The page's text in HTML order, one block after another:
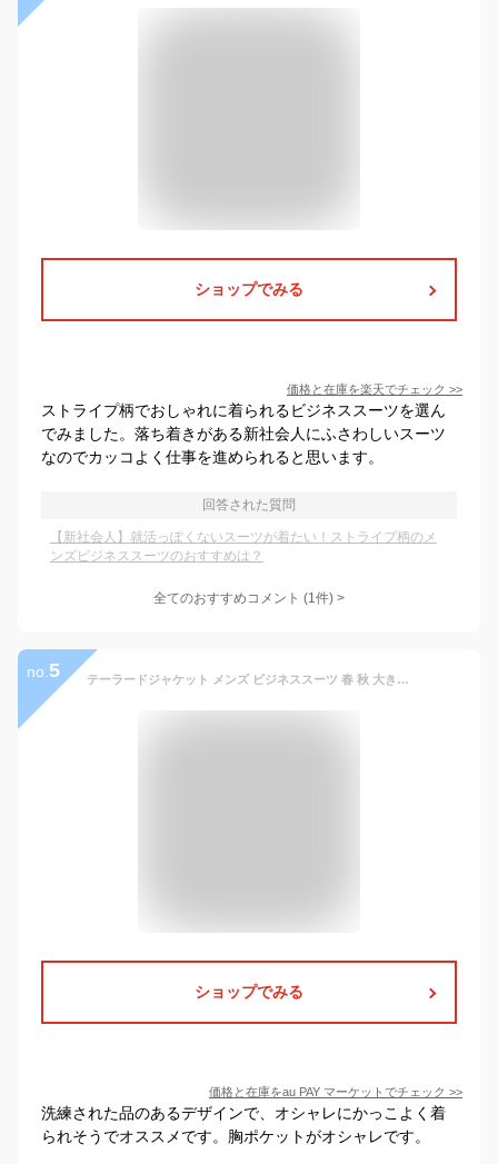
ショップでみる
価格と在庫を楽天でチェック >>
ストライプ柄でおしゃれに着られるビジネススーツを選ん
でみました。落ち着きがある新社会人にふさわしいスーツ
なのでカッコよく仕事を進められると思います。
回答された質問
【新社会人】就活っぽくないスーツが着たい！ストライプ柄のメ
ンズビジネススーツのおすすめは？
全てのおすすめコメント (1件) >
no. 5 テーラードジャケット メンズ ビジネススーツ 春 秋 大きいサイズ テーラード ジャケット ブレザー カジュアル ビジネス スーツ
ショップでみる
価格と在庫をau PAY マーケット でチェック >>
洗練された品のあるデザインで、オシャレにかっこよく着
られそうでオススメです。胸ポケットがオシャレです。